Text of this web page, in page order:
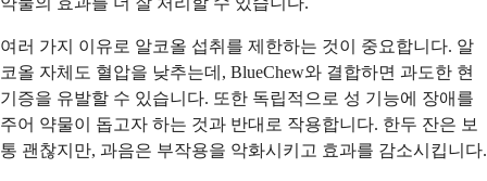
여러 가지 이유로 알코올 섭취를 제한하는 것이 중요합니다. 알
코올 자체도 혈압을 낮추는데, BlueChew와 결합하면 과도한 현
기증을 유발할 수 있습니다. 또한 독립적으로 성 기능에 장애를
주어 약물이 돕고자 하는 것과 반대로 작용합니다. 한두 잔은 보
통 괜찮지만, 과음은 부작용을 악화시키고 효과를 감소시킵니다.